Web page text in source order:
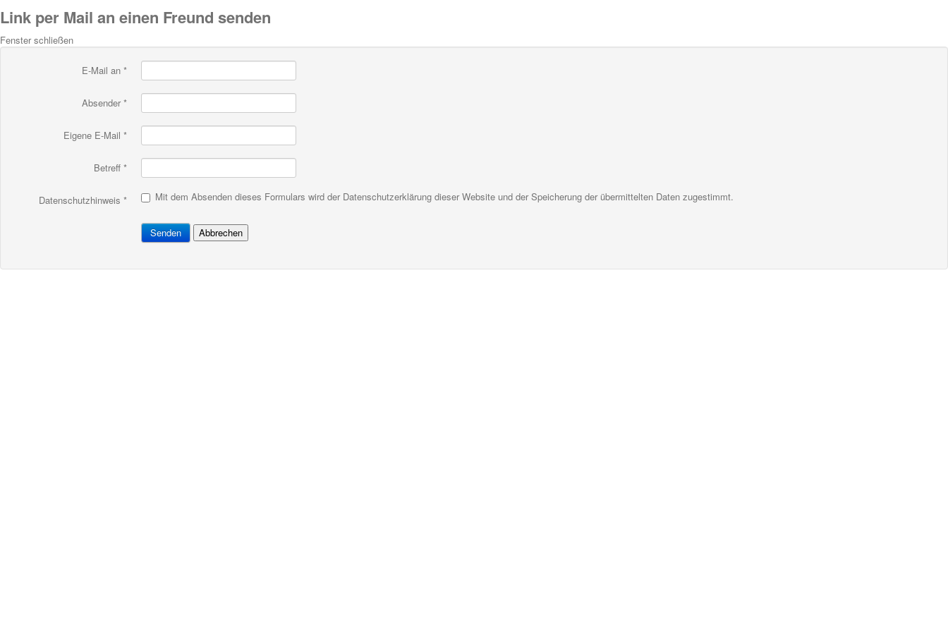
Link per Mail an einen Freund senden
Fenster schließen
E-Mail an *
Absender *
Eigene E-Mail *
Betreff *
Datenschutzhinweis * Mit dem Absenden dieses Formulars wird der Datenschutzerklärung dieser Website und der Speicherung der übermittelten Daten zugestimmt.
Senden Abbrechen